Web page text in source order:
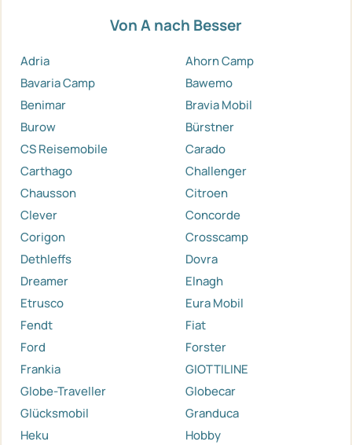
Von A nach Besser
Adria
Ahorn Camp
Bavaria Camp
Bawemo
Benimar
Bravia Mobil
Burow
Bürstner
CS Reisemobile
Carado
Carthago
Challenger
Chausson
Citroen
Clever
Concorde
Corigon
Crosscamp
Dethleffs
Dovra
Dreamer
Elnagh
Etrusco
Eura Mobil
Fendt
Fiat
Ford
Forster
Frankia
GIOTTILINE
Globe-Traveller
Globecar
Glücksmobil
Granduca
Heku
Hobby